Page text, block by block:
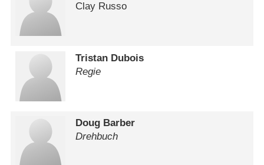
Clay Russo
Tristan Dubois
Regie
Doug Barber
Drehbuch